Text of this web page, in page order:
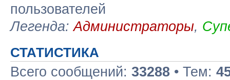
пользователей
Легенда:Администраторы,
СТАТИСТИКА
Всего сообщений: 33288 • Тем: